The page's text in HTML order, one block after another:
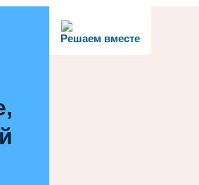
Решаем вместе